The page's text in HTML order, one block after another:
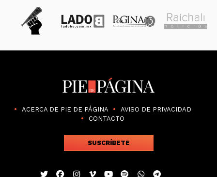
ACERCA DE PIE DE PÁGINA
AVISO DE PRIVACIDAD
CONTACTO
SUSCRÍBETE